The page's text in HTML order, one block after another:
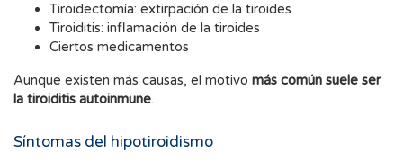
Tiroidectomía: extirpación de la tiroides
Tiroiditis: inflamación de la tiroides
Ciertos medicamentos
Aunque existen más causas, el motivo más común suele ser
la tiroiditis autoinmune.
Síntomas del hipotiroidismo